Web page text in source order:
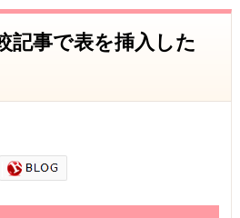
記事で表を挿入した